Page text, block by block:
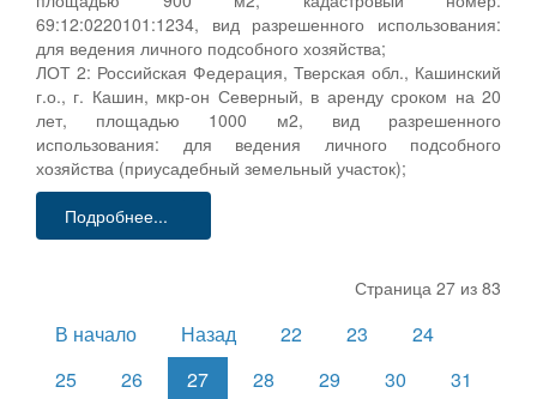
69:12:0220101:1234, вид разрешенного использования:
для ведения личного подсобного хозяйства;
ЛОТ 2: Российская Федерация, Тверская обл., Кашинский
г.о., г. Кашин, мкр-он Северный, в аренду сроком на 20
лет, площадью 1000 м2, вид разрешенного
использования: для ведения личного подсобного
хозяйства (приусадебный земельный участок);
Подробнее...
Страница 27 из 83
В начало Назад 22 23
24
25
26 27 28 29 30
31